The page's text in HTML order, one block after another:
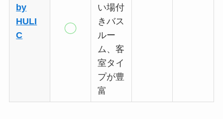
by
HULI
C
い場付
きバス
ルー
ム、客
室タイ
プが豊
富